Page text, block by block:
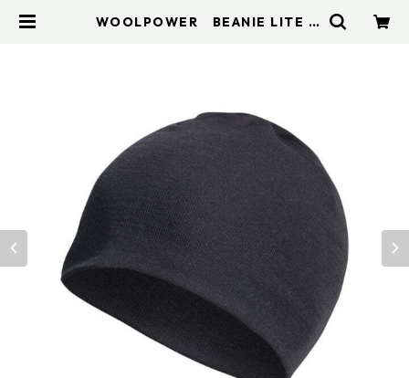
WOOLPOWER BEANIE LITE |